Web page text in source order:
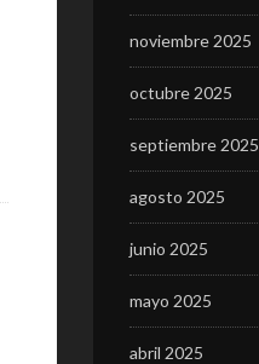
noviembre 2025
octubre 2025
septiembre 2025
agosto 2025
junio 2025
mayo 2025
abril 2025